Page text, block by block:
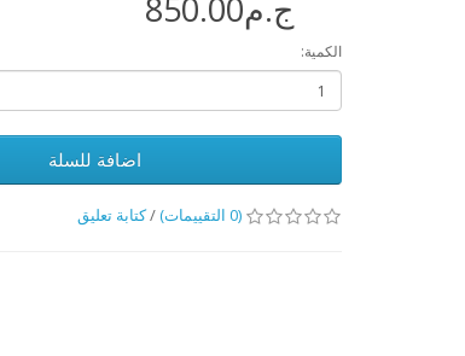
ج.م850.00
الكمية:
اضافة للسلة
(0 التقييمات) /كتابة تعليق